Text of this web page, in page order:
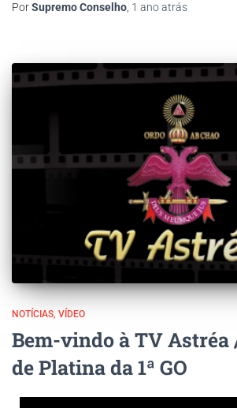
PorSupremo Conselho, 1 anoatrás
NOTÍCIAS VÍDEO
Bem-vindo à TV
de Platina da 1ª GO